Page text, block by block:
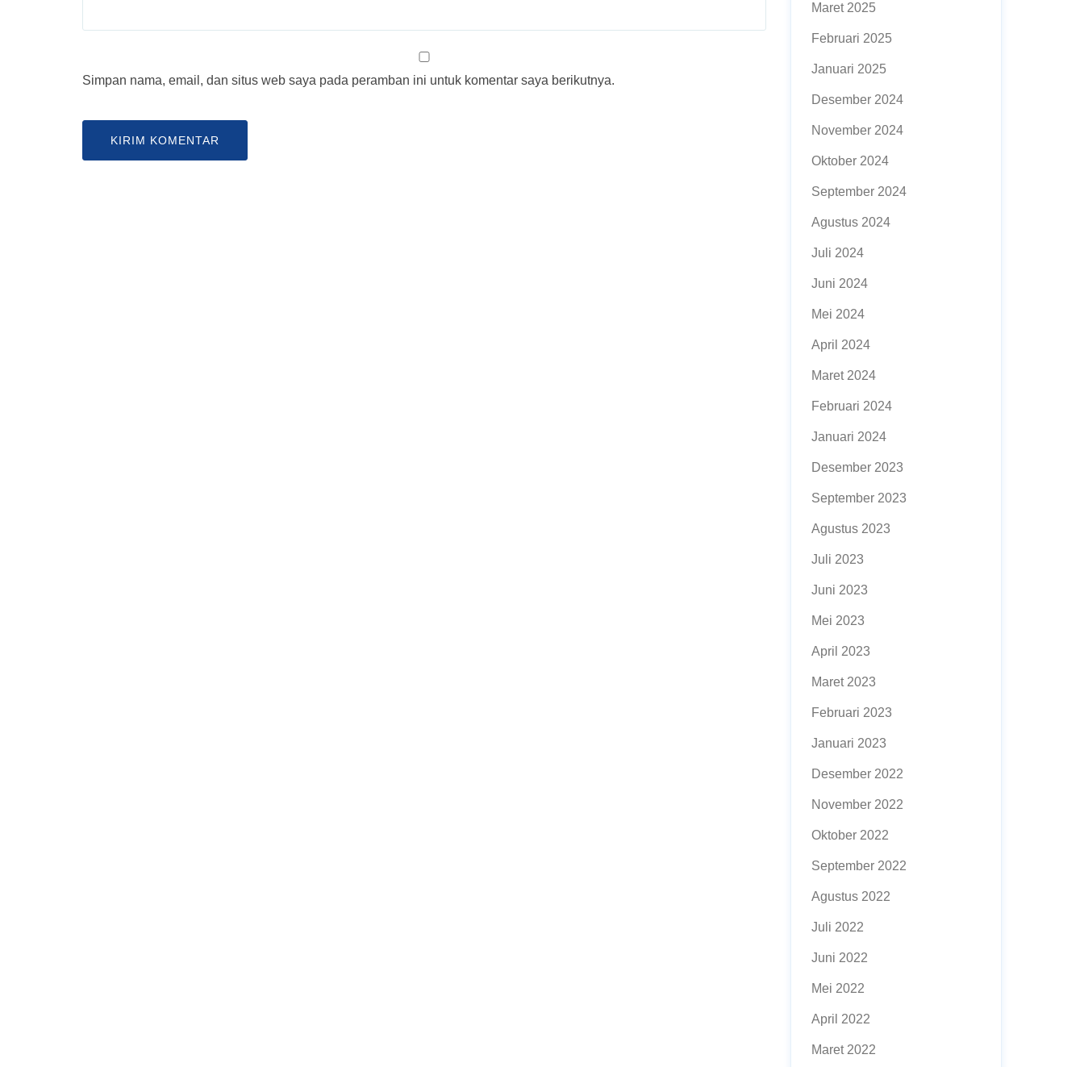
Simpan nama, email, dan situs web saya pada peramban ini untuk komentar saya berikutnya.
Maret 2025
Februari 2025
Januari 2025
Desember 2024
November 2024
Oktober 2024
September 2024
Agustus 2024
Juli 2024
Juni 2024
Mei 2024
April 2024
Maret 2024
Februari 2024
Januari 2024
Desember 2023
September 2023
Agustus 2023
Juli 2023
Juni 2023
Mei 2023
April 2023
Maret 2023
Februari 2023
Januari 2023
Desember 2022
November 2022
Oktober 2022
September 2022
Agustus 2022
Juli 2022
Juni 2022
Mei 2022
April 2022
Maret 2022